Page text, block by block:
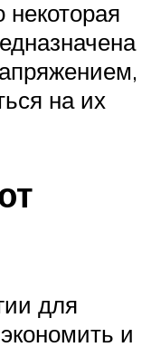
на их
для
и